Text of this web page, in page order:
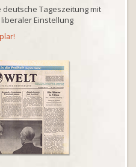
Tageszeitung mit
Einstellung